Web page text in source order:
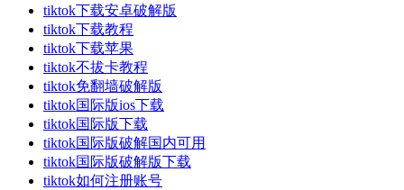
tiktok下载安卓破解版
tiktok下载教程
tiktok下载苹果
tiktok不拔卡教程
tiktok免翻墙破解版
tiktok国际版ios下载
tiktok国际版下载
tiktok国际版破解国内可用
tiktok国际版破解版下载
tiktok如何注册账号